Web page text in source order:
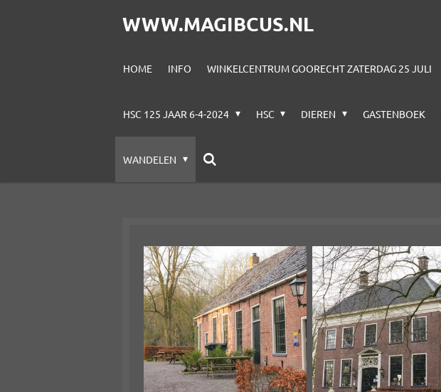
WWW.MAGIBCUS.NL
HOME INFO WINKELCENTRUM GOORECHT ZATERDAG 25 JULI
HSC 125 JAAR 6-4-2024 HSC DIEREN GASTENBOEK
WANDELEN